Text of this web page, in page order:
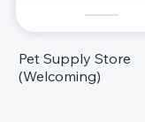
Pet Supply Store
(Welcoming)